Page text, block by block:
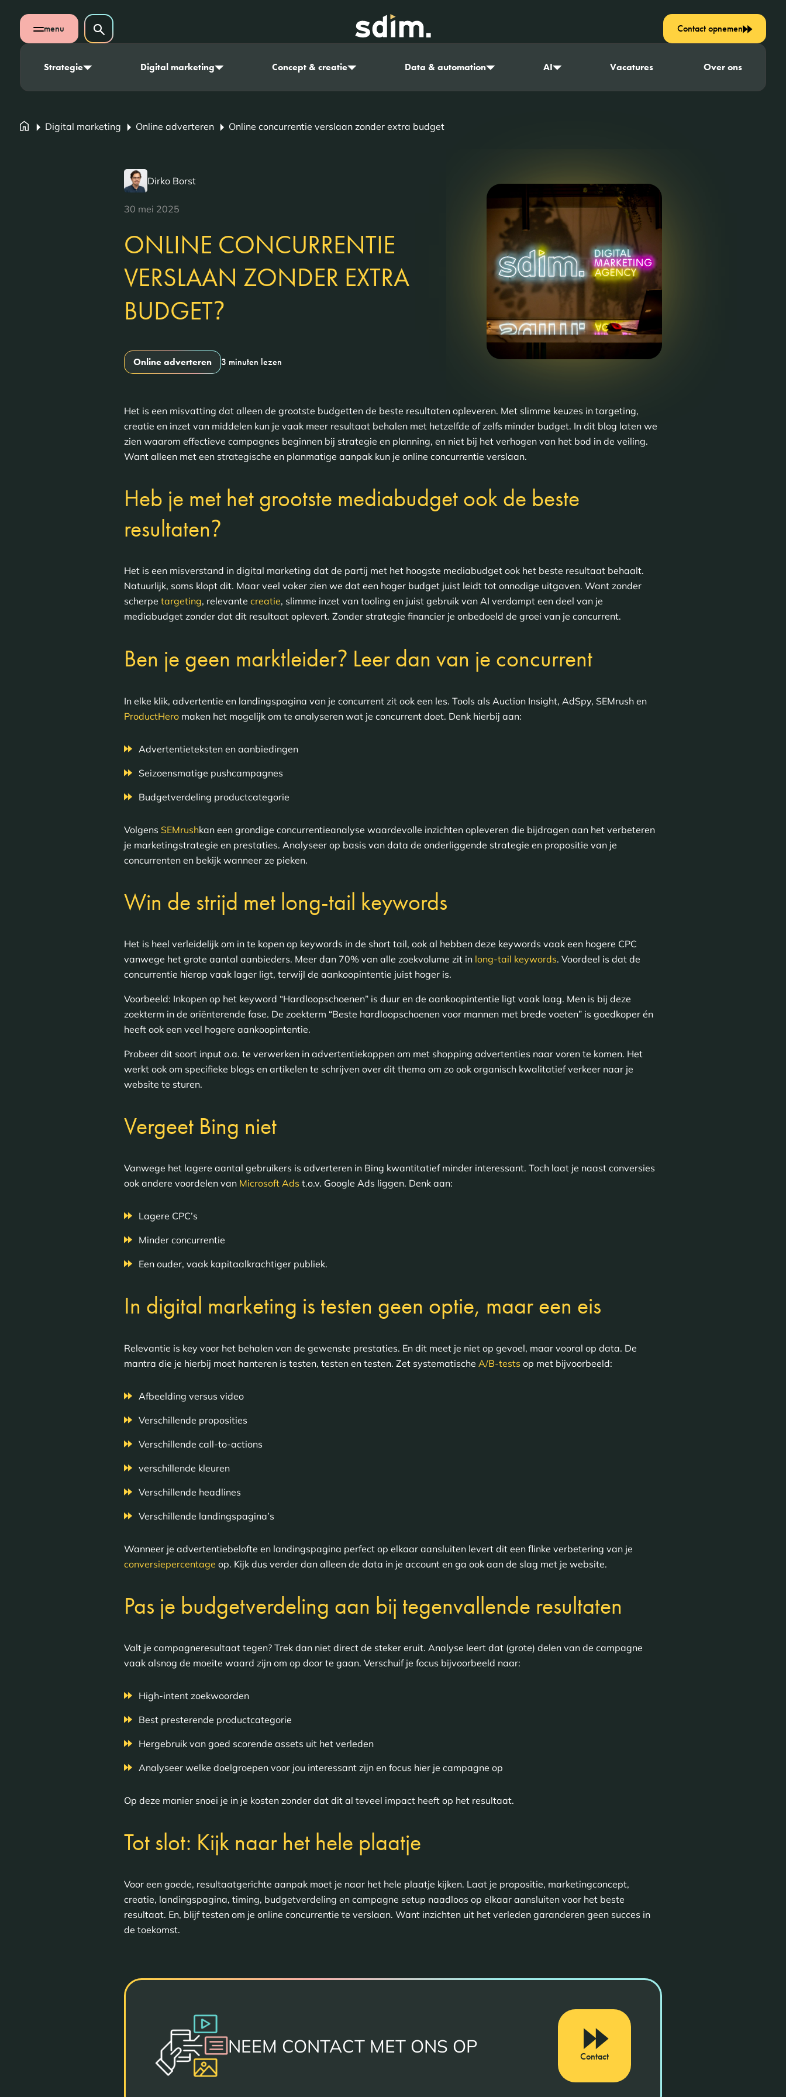
Navigatie overslaan
Open mobiel menu
menu Zoeken op website
Zoeken
Strategie Digital marketing Concept & creatie Data & automation AI Vacatures Over ons
Contact opnemen
Digital marketing Online adverteren Online concurrentie verslaan zonder extra budget
Dirko Borst
30 mei 2025
ONLINE CONCURRENTIE
VERSLAAN ZONDER EXTRA
BUDGET?
Online adverteren 3 minuten lezen
Het is een misvatting dat alleen de grootste budgetten de beste resultaten opleveren. Met slimme keuzes in targeting,
creatie en inzet van middelen kun je vaak meer resultaat behalen met hetzelfde of zelfs minder budget. In dit blog laten we
zien waarom effectieve campagnes beginnen bij strategie en planning, en niet bij het verhogen van het bod in de veiling.
Want alleen met een strategische en planmatige aanpak kun je online concurrentie verslaan.
Heb je met het grootste mediabudget ook de beste
resultaten?
Het is een misverstand in digital marketing dat de partij met het hoogste mediabudget ook het beste resultaat behaalt.
Natuurlijk, soms klopt dit. Maar veel vaker zien we dat een hoger budget juist leidt tot onnodige uitgaven. Want zonder
scherpe targeting, relevante creatie, slimme inzet van tooling en juist gebruik van AI verdampt een deel van je
mediabudget zonder dat dit resultaat oplevert. Zonder strategie financier je onbedoeld de groei van je concurrent.
Ben je geen marktleider? Leer dan van je concurrent
In elke klik, advertentie en landingspagina van je concurrent zit ook een les. Tools als Auction Insight, AdSpy, SEMrush en
ProductHeromaken het mogelijk om te analyseren wat je concurrent doet. Denk hierbij aan:
Advertentieteksten en aanbiedingen
Seizoensmatige pushcampagnes
Budgetverdeling productcategorie
Volgens SEMrushkan een grondige concurrentieanalyse waardevolle inzichten opleveren die bijdragen aan het verbeteren
je marketingstrategie en prestaties. Analyseer op basis van data de onderliggende strategie en propositie van je
concurrenten en bekijk wanneer ze pieken.
Win de strijd met long-tail keywords
Het is heel verleidelijk om in te kopen op keywords in de short tail, ook al hebben deze keywords vaak een hogere CPC
vanwege het grote aantal aanbieders. Meer dan 70% van alle zoekvolume zit in long-tail keywords. Voordeel is dat de
concurrentie hierop vaak lager ligt, terwijl de aankoopintentie juist hoger is.
Voorbeeld: Inkopen op het keyword “Hardloopschoenen” is duur en de aankoopintentie ligt vaak laag. Men is bij deze
zoekterm in de oriënterende fase. De zoekterm “Beste hardloopschoenen voor mannen met brede voeten” is goedkoper én
heeft ook een veel hogere aankoopintentie.
Probeer dit soort input o.a. te verwerken in advertentiekoppen om met shopping advertenties naar voren te komen. Het
werkt ook om specifieke blogs en artikelen te schrijven over dit thema om zo ook organisch kwalitatief verkeer naar je
website te sturen.
Vergeet Bing niet
Vanwege het lagere aantal gebruikers is adverteren in Bing kwantitatief minder interessant. Toch laat je naast conversies
ook andere voordelen van Microsoft Ads t.o.v. Google Ads liggen. Denk aan:
Lagere CPC’s
Minder concurrentie
Een ouder, vaak kapitaalkrachtiger publiek.
In digital marketing is testen geen optie, maar een eis
Relevantie is key voor het behalen van de gewenste prestaties. En dit meet je niet op gevoel, maar vooral op data. De
mantra die je hierbij moet hanteren is testen, testen en testen. Zet systematische A/B-tests op met bijvoorbeeld:
Afbeelding versus video
Verschillende proposities
Verschillende call-to-actions
verschillende kleuren
Verschillende headlines
Verschillende landingspagina’s
Wanneer je advertentiebelofte en landingspagina perfect op elkaar aansluiten levert dit een flinke verbetering van je
conversiepercentage op. Kijk dus verder dan alleen de data in je account en ga ook aan de slag met je website.
Pas je budgetverdeling aan bij tegenvallende resultaten
Valt je campagneresultaat tegen? Trek dan niet direct de steker eruit. Analyse leert dat (grote) delen van de campagne
vaak alsnog de moeite waard zijn om op door te gaan. Verschuif je focus bijvoorbeeld naar:
High-intent zoekwoorden
Best presterende productcategorie
Hergebruik van goed scorende assets uit het verleden
Analyseer welke doelgroepen voor jou interessant zijn en focus hier je campagne op
Op deze manier snoei je in je kosten zonder dat dit al teveel impact heeft op het resultaat.
Tot slot: Kijk naar het hele plaatje
Voor een goede, resultaatgerichte aanpak moet je naar het hele plaatje kijken. Laat je propositie, marketingconcept,
creatie, landingspagina, timing, budgetverdeling en campagne setup naadloos op elkaar aansluiten voor het beste
resultaat. En, blijf testen om je online concurrentie te verslaan. Want inzichten uit het verleden garanderen geen succes in
de toekomst.
NEEM CONTACT MET ONS OP Contact